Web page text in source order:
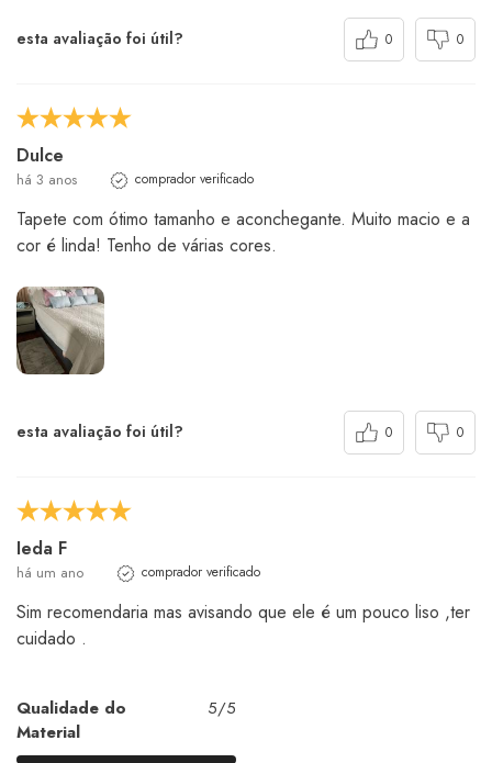
esta avaliação foi útil? 0 0
Dulce
há 3 anos comprador verificado
Tapete com ótimo tamanho e aconchegante. Muito macio e a
cor é linda! Tenho de várias cores.
esta avaliação foi útil? 0 0
Ieda F
há um ano comprador verificado
Sim recomendaria mas avisando que ele é um pouco liso ,ter
cuidado .
Qualidade do
Material
5/5